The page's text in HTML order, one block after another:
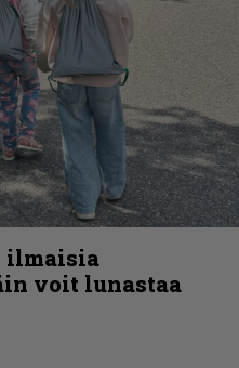
ilmaisia
voit lunastaa